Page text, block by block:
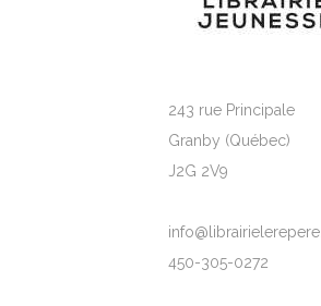
243 rue Principale
Granby (Québec)
J2G 2V9
450-305-0272